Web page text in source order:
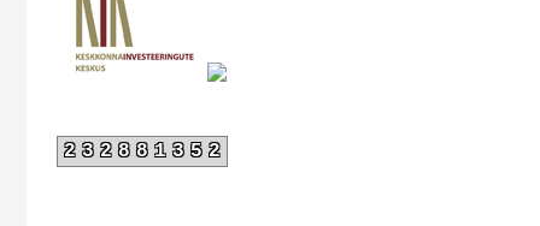
232881352